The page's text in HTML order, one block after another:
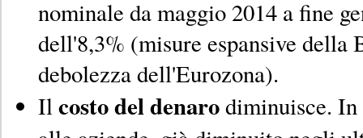
nominale da maggio 2014 a fine
dell'8,3% (misure espansive della
debolezza dell'Eurozona).
Ilcosto del denarodiminuisce.